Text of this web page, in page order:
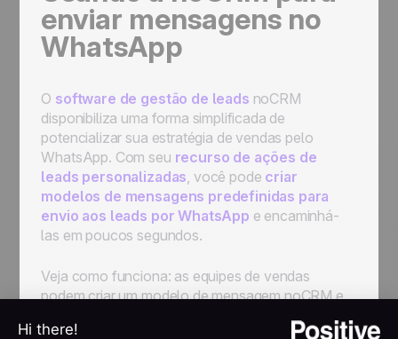
enviar mensagens no
WhatsApp
O software de gestão de leads noCRM
disponibiliza uma forma simplificada de
potencializar sua estratégia de vendas pelo
WhatsApp. Com seu recurso de ações de
leads personalizadas, você pode criar
modelos de mensagens predefinidas para
envio aos leads por WhatsApp e encaminhá-
las em poucos segundos.
Veja como funciona: as equipes de vendas
podem criar um modelo de mensagem noCRM e
o produto a ser vendido, etc., personalizando